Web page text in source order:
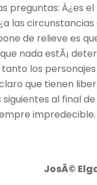
Â¿es el
las
de relieve es
nada estÃ¡
los
que tienen
al final
impredecible.
JosÃ©